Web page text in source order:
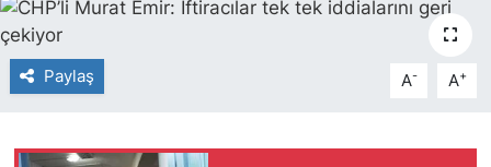
Paylaş A- A+